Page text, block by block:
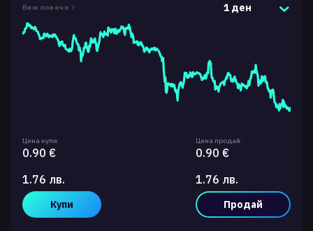
Виж повече 1 ден
Цена купи:
0.90 €
1.76 лв.
Купи
Цена продай:
0.90 €
1.76 лв.
Продай